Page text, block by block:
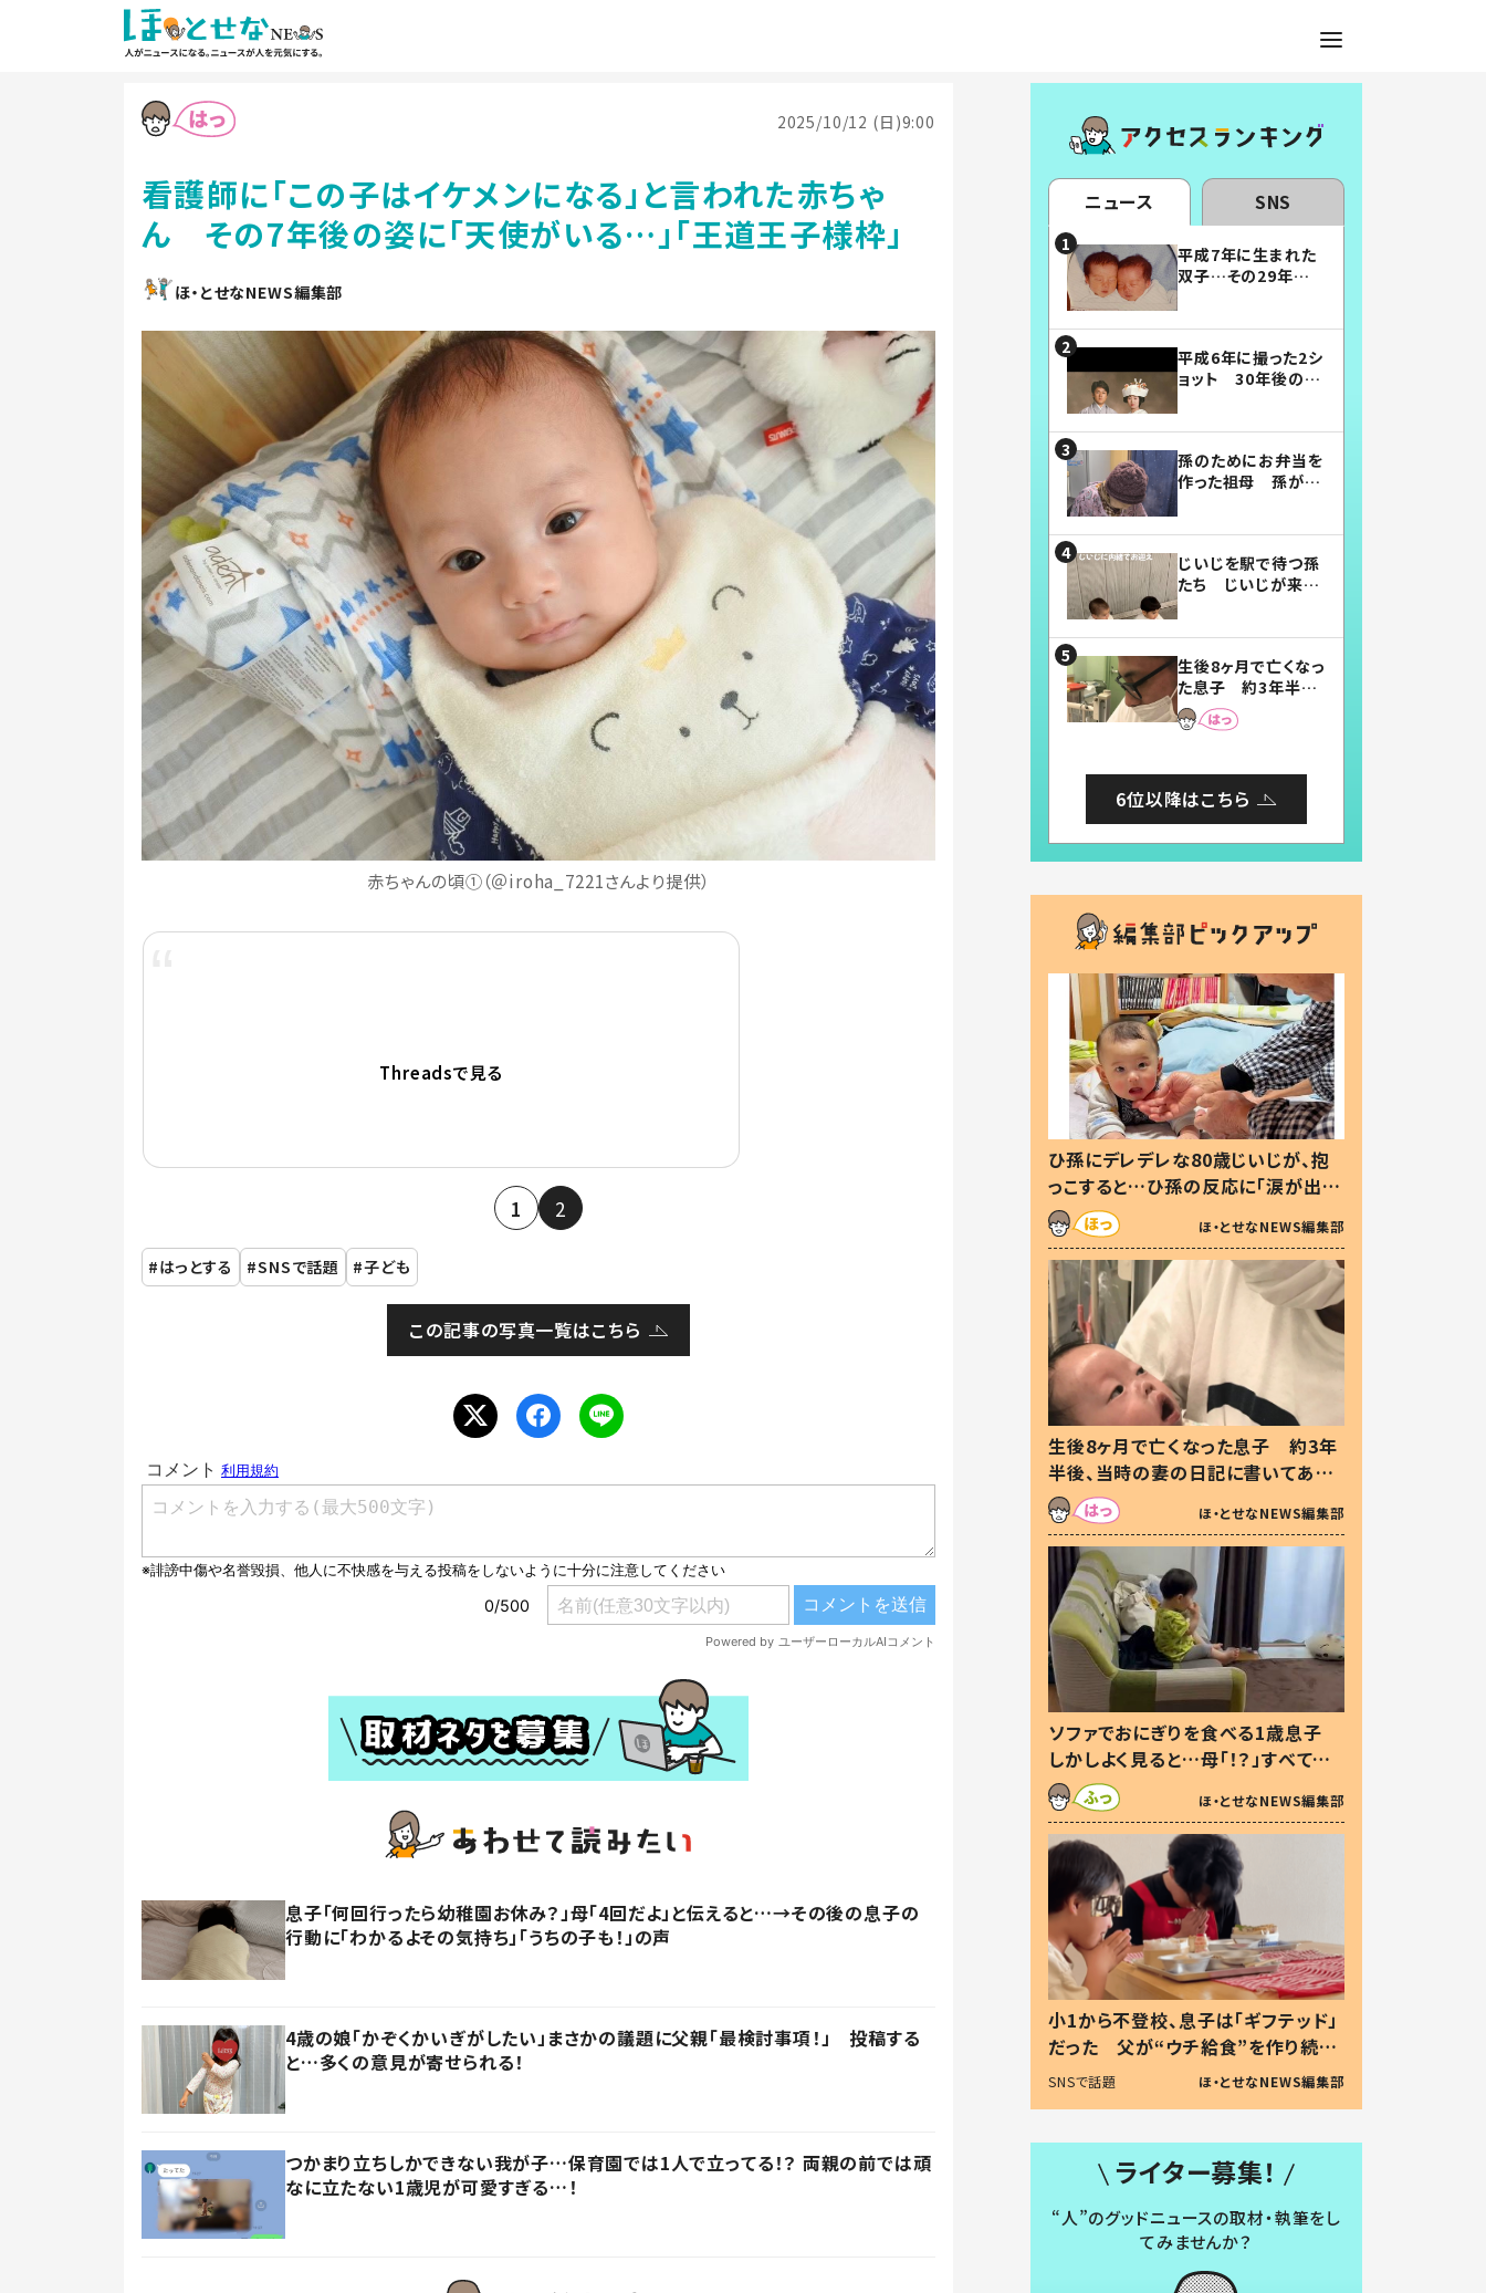
2025/10/12 (日)9:00
看護師に「この子はイケメンになる」と言われた赤ちゃ
ん その7年後の姿に「天使がいる…」「王道王子様枠」
ほ・とせなNEWS編集部
赤ちゃんの頃①（＠iroha_7221さんより提供）
Threadsで見る
1 2
はっとする SNSで話題 子ども
この記事の写真一覧はこちら
息子「何回行ったら幼稚園お休み？」母「4回だよ」と伝えると…→その後の息子の
行動に「わかるよその気持ち」「うちの子も！」の声
4歳の娘「かぞくかいぎがしたい」まさかの議題に父親「最検討事項！」 投稿する
と…多くの意見が寄せられる！
つかまり立ちしかできない我が子…保育園では1人で立ってる！？ 両親の前では頑
なに立たない1歳児が可愛すぎる…！
ニュース SNS
平成7年に生まれた
双子…その29年後
平成6年に撮った2シ
ョット 30年後の姿
孫のためにお弁当を
作った祖母 孫が絶
じいじを駅で待つ孫
たち じいじが来た
まらない」「幸せにな
れる」
生後8ヶ月で亡くなっ
た息子 約3年半
後、当時の妻の日記
に書いてあった本音
6位以降はこちら
ひ孫にデレデレな80歳じいじが、抱
っこすると…ひ孫の反応に「涙が出ま
した」「可愛くて仕方ない」
ほ・とせなNEWS編集部
生後8ヶ月で亡くなった息子 約3年
半後、当時の妻の日記に書いてあっ
た本音とは
ほ・とせなNEWS編集部
ソファでおにぎりを食べる1歳息子
しかしよく見ると…母「！？」すべてを
察した母の投稿に「可愛いから許
す！」「現行犯〜」
ほ・とせなNEWS編集部
小1から不登校、息子は「ギフテッド」
だった 父が“ウチ給食”を作り続け
る理由とは #令和の親 #令和の子
SNSで話題 ほ・とせなNEWS編集部
ライター募集！
“人”のグッドニュースの取材・執筆をし
てみませんか？